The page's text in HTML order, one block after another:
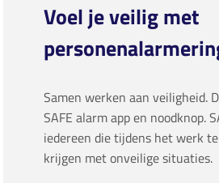
Voel je veilig met
Samen werken aan veiligheid.
SAFE alarm app en noodknop.
iedereen die tijdens het werk
krijgen met onveilige situaties.